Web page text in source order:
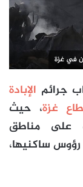
في غزة
جرائم الإبادة
غزة، حيث
على مناطق
ساكنيها،